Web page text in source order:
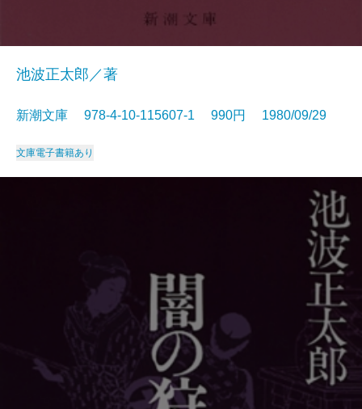
池波正太郎／著
新潮文庫 978-4-10-115607-1 990円 1980/09/29
文庫電子書籍あり